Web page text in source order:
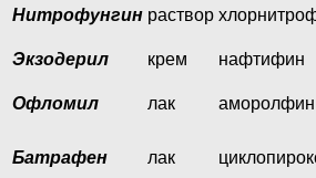
Нитрофунгин раствор
Экзодерил крем нафтифин
Офломил лак аморолфин
Батрафен лак